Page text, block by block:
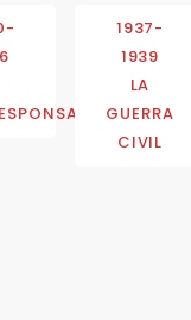
1937-
1939
LA
GUERRA
CIVIL